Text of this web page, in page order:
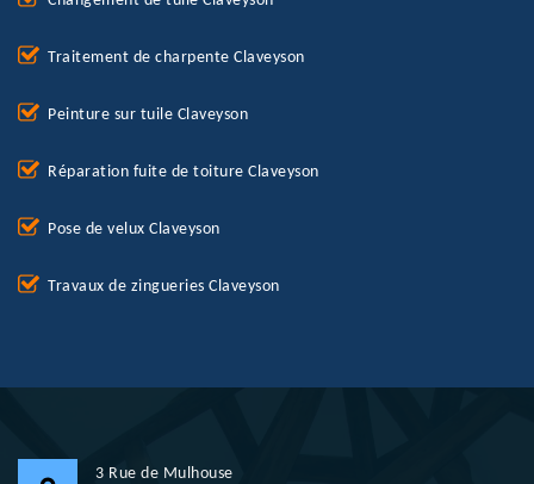
Traitement de charpente Claveyson
Peinture sur tuile Claveyson
Réparation fuite de toiture Claveyson
Pose de velux Claveyson
Travaux de zingueries Claveyson
3 Rue de Mulhouse